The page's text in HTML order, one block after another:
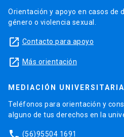
Orientación y apoyo en casos de
género o violencia sexual.
launch Contacto para apoyo
launch Más orientación
MEDIACIÓN UNIVERSITARIA
Teléfonos para orientación y
alguno de tus derechos en la
(56)95504 1691